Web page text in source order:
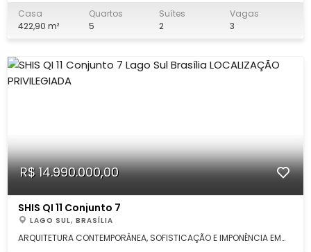
versatilidade para empresas que desejam presença comercial
e identidade. Voltada para rua de excelente exposição, a casa
Casa
422,90 m²
Quartos
5
Suítes
2
Vagas
3
R$ 14.990.000,00
SHIS QI 11 Conjunto 7
LAGO SUL, BRASÍLIA
ARQUITETURA CONTEMPORÂNEA, SOFISTICAÇÃO E IMPONÊNCIA EM